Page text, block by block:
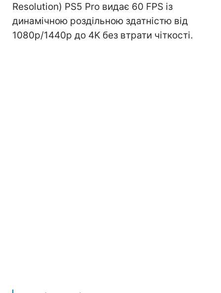
Resolution) PS5 Pro видає 60 FPS із
динамічною роздільною здатністю від
1080p/1440p до 4K без втрати чіткості.